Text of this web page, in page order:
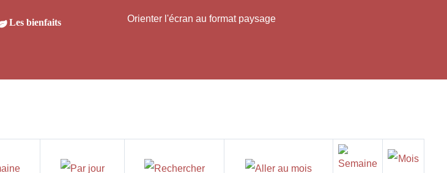
Les bienfaits Orienter l'écran au format paysage